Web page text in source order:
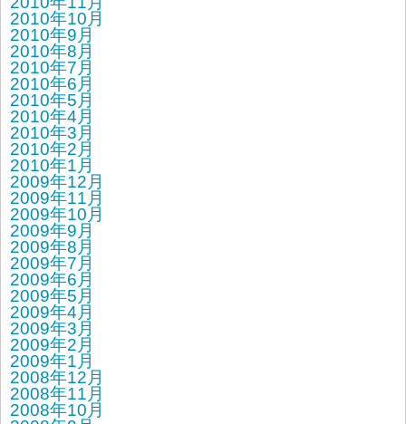
2010年10月
2010年9月
2010年8月
2010年7月
2010年6月
2010年5月
2010年4月
2010年3月
2010年2月
2010年1月
2009年12月
2009年11月
2009年10月
2009年9月
2009年8月
2009年7月
2009年6月
2009年5月
2009年4月
2009年3月
2009年2月
2009年1月
2008年12月
2008年11月
2008年10月